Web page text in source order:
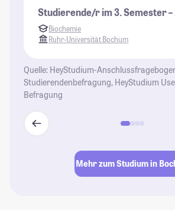
Studierende/r im 3. Semester
Biochemie
Ruhr-Universität Bochum
Quelle: HeyStudium-
Studierendenbefragung, HeyStudium
Befragung
Mehr zum Studium in